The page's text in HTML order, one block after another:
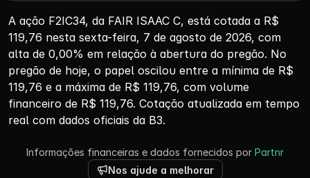
A ação F2IC34, da FAIR ISAAC C, está cotada a R$
119,76 nesta sexta-feira, 7 de agosto de 2026, com
alta de 0,00% em relação à abertura do pregão. No
pregão de hoje, o papel oscilou entre a mínima de R$
119,76 e a máxima de R$ 119,76, com volume
financeiro de R$ 119,76. Cotação atualizada em tempo
real com dados oficiais da B3.
Informações financeiras e dados fornecidos por Partnr
Nos ajude a melhorar